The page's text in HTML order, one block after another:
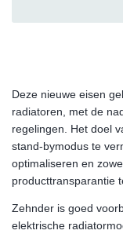
Deze nieuwe eisen
radiatoren, met de
regelingen. Het doel
stand-bymodus te
optimaliseren en
producttransparantie
Zehnder is goed
elektrische